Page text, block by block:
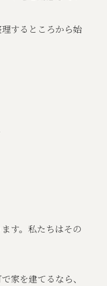
するところから始
す。私たちはその
家を建てるなら、